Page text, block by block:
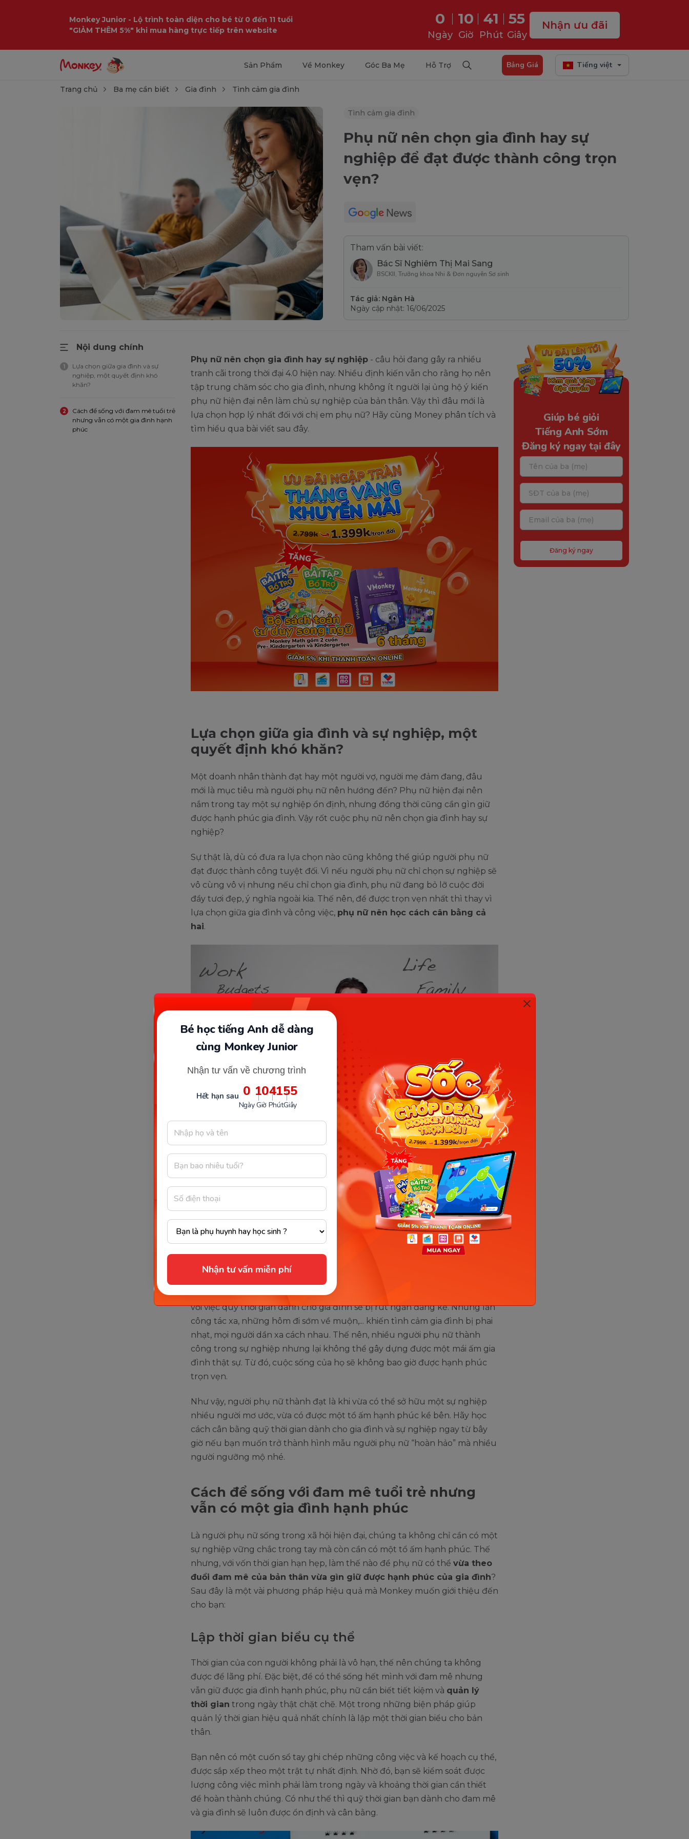
Monkey Junior - Lộ trình toàn diện cho bé từ 0 đến 11 tuổi
"GIẢM THÊM 5%" khi mua hàng trực tiếp trên website
0
Ngày
10
Giờ
41
Phút
53
Giây
Nhận ưu đãi
Sản Phẩm Về Monkey Góc Ba Mẹ Hỗ Trợ Bảng Giá Tiếng việt
Bé học tiếng Anh dễ dàng
cùng Monkey Junior
Nhận tư vấn về chương trình
Hết hạn sau 0
Ngày
10
Giờ
41
Phút
53
Giây
Nhận tư vấn miễn phí
Trang chủ Ba mẹ cần biết Gia đình Tình cảm gia đình
Tình cảm gia đình
Phụ nữ nên chọn gia đình hay sự
nghiệp để đạt được thành công trọn
vẹn?
Tham vấn bài viết:
Bác Sĩ Nghiêm Thị Mai Sang
BSCKII, Trưởng khoa Nhi & Đơn nguyên Sơ sinh
Tác giả: Ngân Hà
Ngày cập nhật: 16/06/2025
Nội dung chính
1
Lựa chọn giữa gia đình và sự
nghiệp, một quyết định khó
khăn?
2
Cách để sống với đam mê tuổi trẻ
nhưng vẫn có một gia đình hạnh
phúc
Phụ nữ nên chọn gia đình hay sự nghiệp - câu hỏi đang gây ra nhiều
tranh cãi trong thời đại 4.0 hiện nay. Nhiều định kiến vẫn cho rằng họ nên
tập trung chăm sóc cho gia đình, nhưng không ít người lại ủng hộ ý kiến
phụ nữ hiện đại nên làm chủ sự nghiệp của bản thân. Vậy thì đâu mới là
lựa chọn hợp lý nhất đối với chị em phụ nữ? Hãy cùng Money phân tích và
tìm hiểu qua bài viết sau đây.
Lựa chọn giữa gia đình và sự nghiệp, một
quyết định khó khăn?
Một doanh nhân thành đạt hay một người vợ, người mẹ đảm đang, đâu
mới là mục tiêu mà người phụ nữ nên hướng đến? Phụ nữ hiện đại nên
nắm trong tay một sự nghiệp ổn định, nhưng đồng thời cũng cần gìn giữ
được hạnh phúc gia đình. Vậy rốt cuộc phụ nữ nên chọn gia đình hay sự
nghiệp?
Sự thật là, dù có đưa ra lựa chọn nào cũng không thể giúp người phụ nữ
đạt được thành công tuyệt đối. Vì nếu người phụ nữ chỉ chọn sự nghiệp sẽ
vô cùng vô vị nhưng nếu chỉ chọn gia đình, phụ nữ đang bỏ lỡ cuộc đời
đầy tươi đẹp, ý nghĩa ngoài kia. Thế nên, để được trọn vẹn nhất thì thay vì
lựa chọn giữa gia đình và công việc, phụ nữ nên học cách cân bằng cả
hai.
Đừng nên chọn 1 mà hãy cân bằng giữa sự nghiệp và gia đình. (Ảnh: Sưu tầm
Internet)
Tuy nhiên việc cân bằng không phải dễ vì quỹ thời gian của chúng ta là có
hạn, mà kỳ vọng của xã hội đặt lên người phụ nữ lại là vô hạn. Trong thời
đại thời đại bình đẳng giới hiện nay, phụ nữ cũng giống như đàn ông, cũng
muốn có những khát vọng và hoài bão lớn về sự nghiệp. Họ đang phấn
đấu từng ngày để thăng tiến trong công việc, để đạt được địa vị cao trong
xã hội, để nhận được sự tôn trọng từ mọi người.
Thế nhưng, một khi đã tập trung vào phát triển sự nghiệp thì đồng nghĩa
với việc quỹ thời gian dành cho gia đình sẽ bị rút ngắn đáng kể. Những lần
công tác xa, những hôm đi sớm về muộn,... khiến tình cảm gia đình bị phai
nhạt, mọi người dần xa cách nhau. Thế nên, nhiều người phụ nữ thành
công trong sự nghiệp nhưng lại không thể gây dựng được một mái ấm gia
đình thật sự. Từ đó, cuộc sống của họ sẽ không bao giờ được hạnh phúc
trọn vẹn.
Như vậy, người phụ nữ thành đạt là khi vừa có thể sở hữu một sự nghiệp
nhiều người mơ ước, vừa có được một tổ ấm hạnh phúc kề bên. Hãy học
cách cân bằng quỹ thời gian dành cho gia đình và sự nghiệp ngay từ bây
giờ nếu bạn muốn trở thành hình mẫu người phụ nữ “hoàn hảo” mà nhiều
người ngưỡng mộ nhé.
Cách để sống với đam mê tuổi trẻ nhưng
vẫn có một gia đình hạnh phúc
Là người phụ nữ sống trong xã hội hiện đại, chúng ta không chỉ cần có một
sự nghiệp vững chắc trong tay mà còn cần có một tổ ấm hạnh phúc. Thế
nhưng, với vốn thời gian hạn hẹp, làm thế nào để phụ nữ có thể vừa theo
đuổi đam mê của bản thân vừa gìn giữ được hạnh phúc của gia đình?
Sau đây là một vài phương pháp hiệu quả mà Monkey muốn giới thiệu đến
cho bạn:
Lập thời gian biểu cụ thể
Thời gian của con người không phải là vô hạn, thế nên chúng ta không
được để lãng phí. Đặc biệt, để có thể sống hết mình với đam mê nhưng
vẫn giữ được gia đình hạnh phúc, phụ nữ cần biết tiết kiệm và quản lý
thời gian trong ngày thật chặt chẽ. Một trong những biện pháp giúp
quản lý thời gian hiệu quả nhất chính là lập một thời gian biểu cho bản
thân.
Bạn nên có một cuốn sổ tay ghi chép những công việc và kế hoạch cụ thể,
được sắp xếp theo một trật tự nhất định. Nhờ đó, bạn sẽ kiểm soát được
lượng công việc mình phải làm trong ngày và khoảng thời gian cần thiết
để hoàn thành chúng. Có như thế thì quỹ thời gian bạn dành cho đam mê
và gia đình sẽ luôn được ổn định và cân bằng.
Giúp bé giỏi
Tiếng Anh Sớm
Đăng ký ngay tại đây
Đăng ký ngay